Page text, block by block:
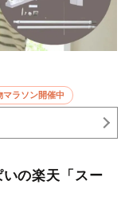
マラソン開催中
の楽天「スー